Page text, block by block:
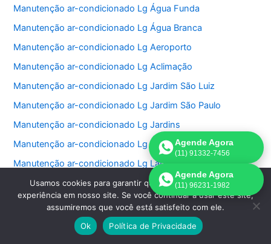
Manutenção ar-condicionado Lg Água Funda
Manutenção ar-condicionado Lg Água Branca
Manutenção ar-condicionado Lg Aeroporto
Manutenção ar-condicionado Lg Aclimação
Manutenção ar-condicionado Lg Jardim São Luiz
Manutenção ar-condicionado Lg Jardim São Paulo
Manutenção ar-condicionado Lg Jardins
Manutenção ar-condicionado Lg Jockey Club
Manutenção ar-condicionado Lg Lapa
Manutenção ar-condicionado Lg Lauzane Paulista
Manutenção ar-condicionado Lg Liberdade
Manutenção ar-condicionado Lg Limão
Agende Agora
(11) 91332-7456
Agende Agora
(11) 96231-1982
Usamos cookies para garantir que oferecemos a melhor
experiência em nosso site. Se você continuar a usar este site,
assumiremos que você está satisfeito com ele.
Ok
Política de Privacidade